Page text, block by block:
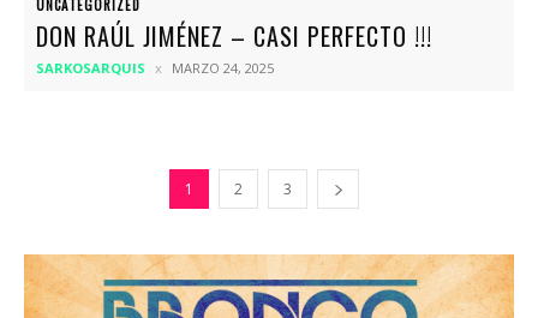
UNCATEGORIZED
DON RAÚL JIMÉNEZ – CASI PERFECTO !!!
SARKOSARQUIS MARZO 24, 2025
1 2 3